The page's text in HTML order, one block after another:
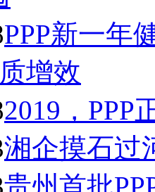
PPP新一年
增效
2019，PPP
湘企摸石过